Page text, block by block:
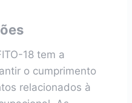
18 tem a
o cumprimento
relacionados à